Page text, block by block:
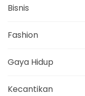
Bisnis
Fashion
Gaya Hidup
Kecantikan